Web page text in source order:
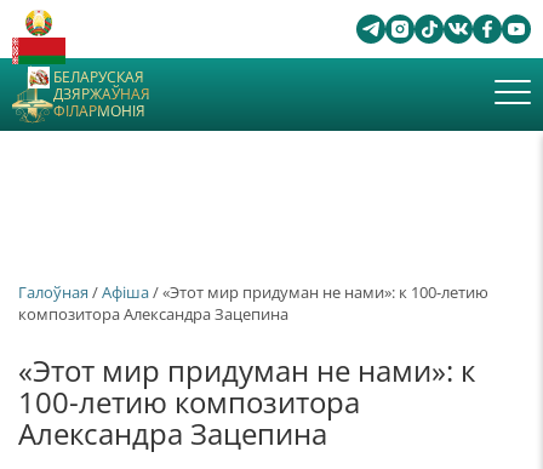
БЕЛАРУСКАЯ
ДЗЯРЖАЎНАЯ
ФІЛАРМОНІЯ
Галоўная /Афiша/ «Этот мир придуман не нами»: к 100-летию
композитора Александра Зацепина
«Этот мир придуман не нами»: к
100-летию композитора
Александра Зацепина